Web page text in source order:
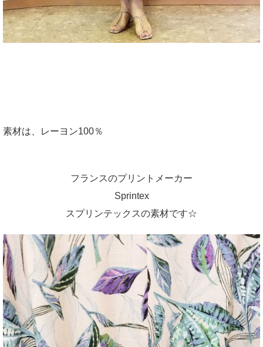
素材は、レーヨン100％
フランスのプリントメーカー
Sprintex
スプリンテックスの素材です☆